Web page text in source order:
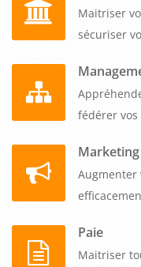
Maitriser
sécuriser
fédérer vos
Paie
Maitriser